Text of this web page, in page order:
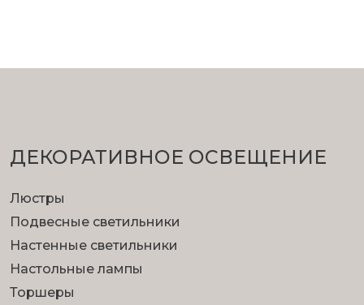
ДЕКОРАТИВНОЕ ОСВЕЩЕНИЕ
Люстры
Подвесные светильники
Настенные светильники
Настольные лампы
Торшеры